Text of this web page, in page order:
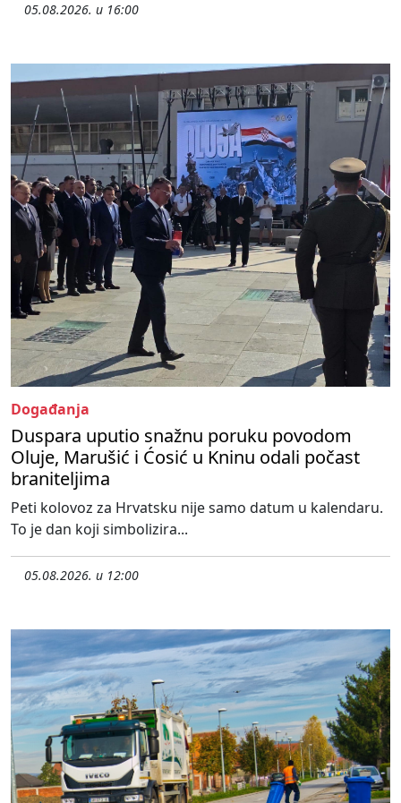
05.08.2026. u 16:00
Događanja
Duspara uputio snažnu poruku povodom
Oluje, Marušić i Ćosić u Kninu odali počast
braniteljima
Peti kolovoz za Hrvatsku nije samo datum u kalendaru.
To je dan koji simbolizira...
05.08.2026. u 12:00